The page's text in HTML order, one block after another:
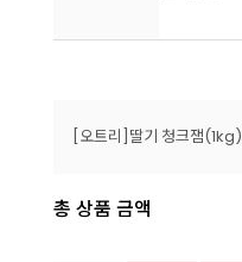
[오트리]딸기 청크잼(1kg)
총 상품 금액